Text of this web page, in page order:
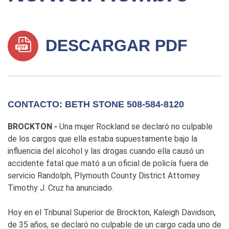
DESCARGAR PDF
CONTACTO: BETH STONE 508-584-8120
BROCKTON - Una mujer Rockland se declaró no culpable
de los cargos que ella estaba supuestamente bajo la
influencia del alcohol y las drogas cuando ella causó un
accidente fatal que mató a un oficial de policía fuera de
servicio Randolph, Plymouth County District Attorney
Timothy J. Cruz ha anunciado.
Hoy en el Tribunal Superior de Brockton, Kaleigh Davidson,
de 35 años, se declaró no culpable de un cargo cada uno de